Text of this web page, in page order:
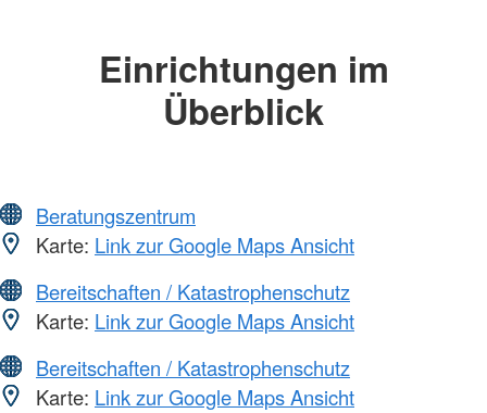
Einrichtungen im
Überblick
Beratungszentrum
Karte: Link zur Google Maps Ansicht
Bereitschaften / Katastrophenschutz
Karte: Link zur Google Maps Ansicht
Bereitschaften / Katastrophenschutz
Karte: Link zur Google Maps Ansicht